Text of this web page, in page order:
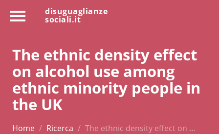
disuguaglianze
sociali.it
The ethnic density effect
on alcohol use among
ethnic minority people in
the UK
Home Ricerca The ethnic density effect on …